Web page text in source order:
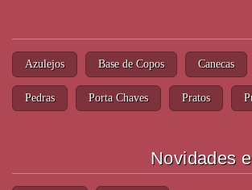
Azulejos Base de Copos Canecas
Pedras Porta Chaves Pratos
Novidades